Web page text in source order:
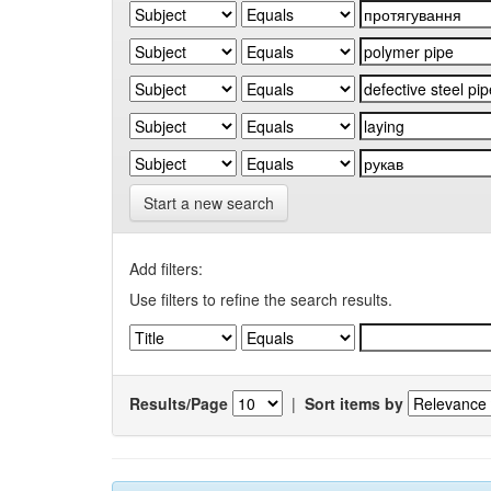
Start a new search
Add filters:
Use filters to refine the search results.
Results/Page | Sort items by